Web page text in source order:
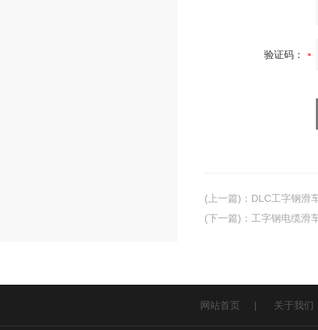
验证码：
(上一篇) ： DLC工字钢滑
(下一篇) ： 工字钢电缆滑
网站首页 | 关于我们